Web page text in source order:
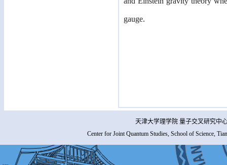
gauge.
天津大学理学院 量子交叉研究中
Center for Joint Quantum Studies, School of Science,